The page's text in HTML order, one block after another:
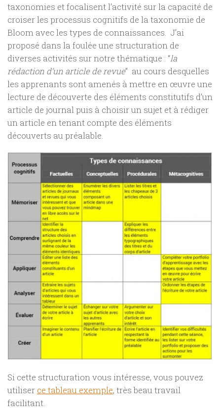
taxonomies et focalisent l’activité sur la capacité de
croiser les processus cognitifs de la taxonomie de
Bloom avec les types de connaissances. J’ai
proposé dans la foulée une structuration de
diverses activités sur notre thématique : “la
rédaction d’un article de revue” au cours desquelles
les apprenants sont amenés à mettre en œuvre une
lecture de découverte des éléments constitutifs d’un
article de journal puis à choisir un sujet et à rédiger
un article en tenant compte des éléments
découverts au préalable.
Si cette structuration vous intéresse, vous pouvez
utiliser ce tableau exemple, très beau travail
facilitant.